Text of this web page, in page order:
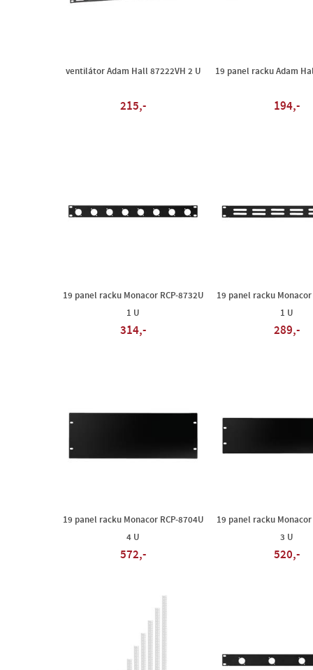
ventilátor Adam Hall 87222VH 2 U
215,-
19 panel racku Adam
194,-
19 panel racku Monacor RCP-8732U
1 U
314,-
19 panel racku Monacor
1 U
289,-
19 panel racku Monacor RCP-8704U
4 U
572,-
19 panel racku Monacor
3 U
520,-